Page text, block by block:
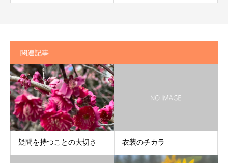
関連記事
疑問を持つことの大切さ 衣装のチカラ